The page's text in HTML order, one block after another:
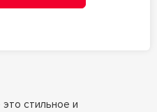
стильное и